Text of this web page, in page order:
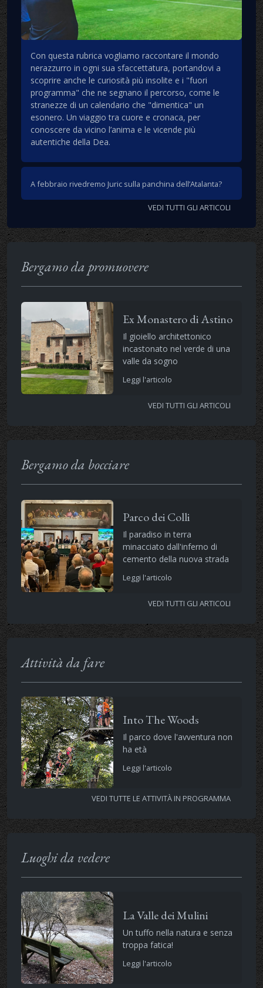
Con questa rubrica vogliamo raccontare il mondo
nerazzurro in ogni sua sfaccettatura, portandovi a
scoprire anche le curiosità più insolite e i "fuori
programma" che ne segnano il percorso, come le
stranezze di un calendario che "dimentica" un
esonero. Un viaggio tra cuore e cronaca, per
conoscere da vicino l’anima e le vicende più
autentiche della Dea.
A febbraio rivedremo Juric sulla panchina dell’Atalanta?
VEDI TUTTI GLI ARTICOLI
Bergamo da promuovere
Ex Monastero di Astino
Il gioiello architettonico
incastonato nel verde di una
valle da sogno
Leggi l'articolo
VEDI TUTTI GLI ARTICOLI
Bergamo da bocciare
Parco dei Colli
Il paradiso in terra
minacciato dall'inferno di
cemento della nuova strada
Leggi l'articolo
VEDI TUTTI GLI ARTICOLI
Attività da fare
Into The Woods
Il parco dove l'avventura non
ha età
Leggi l'articolo
VEDI TUTTE LE ATTIVITÀ IN PROGRAMMA
Luoghi da vedere
La Valle dei Mulini
Un tuffo nella natura e senza
troppa fatica!
Leggi l'articolo